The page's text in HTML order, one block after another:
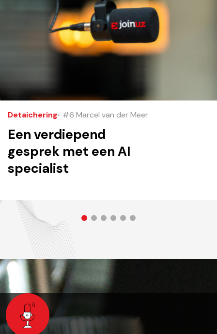
Detaichering #6 Marcel van der Meer
Een verdiepend
gesprek met een AI
specialist